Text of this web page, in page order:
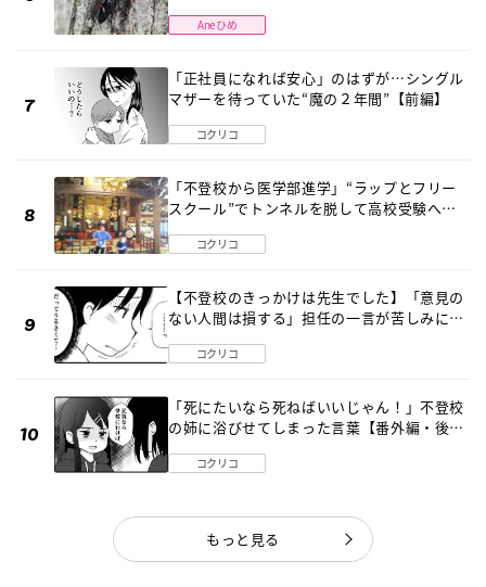
Aneひめ
「正社員になれば安心」のはずが…シングル
マザーを待っていた“魔の２年間”【前編】
コクリコ
「不登校から医学部進学」“ラップとフリー
スクール”でトンネルを脱して高校受験へ
コクリコ
【不登校のきっかけは先生でした】「意見の
ない人間は損する」担任の一言が苦しみに…
コクリコ
「死にたいなら死ねばいいじゃん！」不登校
の姉に浴びせてしまった言葉【番外編・後
コクリコ
もっと見る